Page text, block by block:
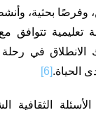
بحثية،
تعليمية تتوافق
الانطلاق في
الحياة.[6]
الأسئلة الثقافية